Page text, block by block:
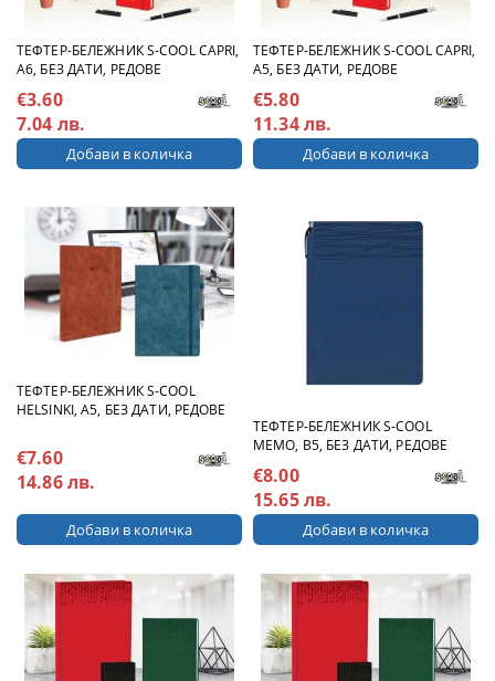
ТЕФТЕР-БЕЛЕЖНИК S-COOL CAPRI,
А6, БЕЗ ДАТИ, РЕДОВЕ
€3.60
7.04 лв.
ТЕФТЕР-БЕЛЕЖНИК S-COOL CAPRI,
А5, БЕЗ ДАТИ, РЕДОВЕ
€5.80
11.34 лв.
ТЕФТЕР-БЕЛЕЖНИК S-COOL
HELSINKI, А5, БЕЗ ДАТИ, РЕДОВЕ
€7.60
14.86 лв.
ТЕФТЕР-БЕЛЕЖНИК S-COOL
MEMO, В5, БЕЗ ДАТИ, РЕДОВЕ
€8.00
15.65 лв.